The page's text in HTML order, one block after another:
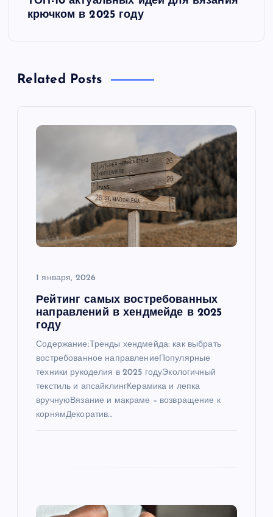
а
крючком в 2025 году
Related Posts
1 января, 2026
Рейтинг самых востребованных
направлений в хендмейде в 2025
году
Содержание:Тренды хендмейда: как выбрать
востребованное направлениеПопулярные
техники рукоделия в 2025 годуЭкологичный
текстиль и апсайклингКерамика и лепка
вручнуюВязание и макраме – возвращение к
корнямДекоратив…